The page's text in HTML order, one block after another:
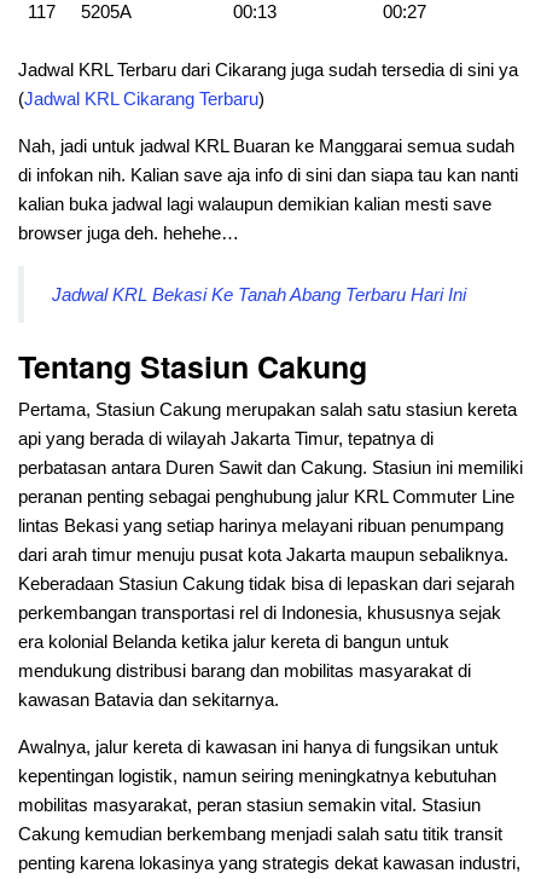
117 5205A 00:13 00:27
Jadwal KRL Terbaru dari Cikarang juga sudah tersedia di sini ya
(Jadwal KRL Cikarang Terbaru)
Nah, jadi untuk jadwal KRL Buaran ke Manggarai semua sudah
di infokan nih. Kalian save aja info di sini dan siapa tau kan nanti
kalian buka jadwal lagi walaupun demikian kalian mesti save
browser juga deh. hehehe…
Jadwal KRL Bekasi Ke Tanah Abang Terbaru Hari Ini
Tentang Stasiun Cakung
Pertama, Stasiun Cakung merupakan salah satu stasiun kereta
api yang berada di wilayah Jakarta Timur, tepatnya di
perbatasan antara Duren Sawit dan Cakung. Stasiun ini memiliki
peranan penting sebagai penghubung jalur KRL Commuter Line
lintas Bekasi yang setiap harinya melayani ribuan penumpang
dari arah timur menuju pusat kota Jakarta maupun sebaliknya.
Keberadaan Stasiun Cakung tidak bisa di lepaskan dari sejarah
perkembangan transportasi rel di Indonesia, khususnya sejak
era kolonial Belanda ketika jalur kereta di bangun untuk
mendukung distribusi barang dan mobilitas masyarakat di
kawasan Batavia dan sekitarnya.
Awalnya, jalur kereta di kawasan ini hanya di fungsikan untuk
kepentingan logistik, namun seiring meningkatnya kebutuhan
mobilitas masyarakat, peran stasiun semakin vital. Stasiun
Cakung kemudian berkembang menjadi salah satu titik transit
penting karena lokasinya yang strategis dekat kawasan industri,